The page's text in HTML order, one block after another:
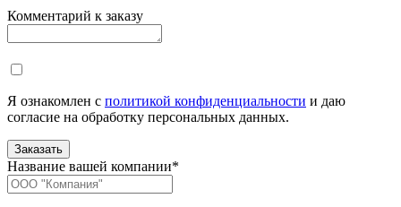
Комментарий к заказу
Я ознакомлен с политикой конфиденциальности и даю
согласие на обработку персональных данных.
Название вашей компании*